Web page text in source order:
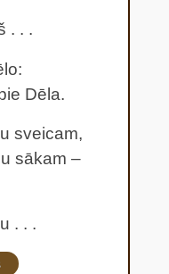
. . .
Dēla.
sveicam,
sākam –
. . .